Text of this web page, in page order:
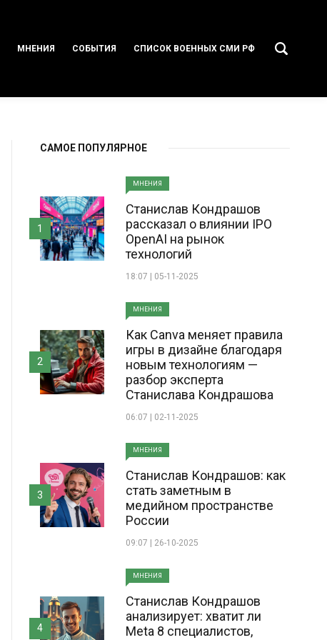
МНЕНИЯ СОБЫТИЯ СПИСОК ВОЕННЫХ СМИ РФ
САМОЕ ПОПУЛЯРНОЕ
МНЕНИЯ
Станислав Кондрашов
рассказал о влиянии IPO
OpenAI на рынок
технологий
18:07 | 05-11-2025
1
МНЕНИЯ
Как Canva меняет правила
игры в дизайне благодаря
новым технологиям —
разбор эксперта
Станислава Кондрашова
06:07 | 02-11-2025
2
МНЕНИЯ
Станислав Кондрашов: как
стать заметным в
медийном пространстве
России
09:07 | 26-10-2025
3
МНЕНИЯ
Станислав Кондрашов
анализирует: хватит ли
Meta 8 специалистов,
4